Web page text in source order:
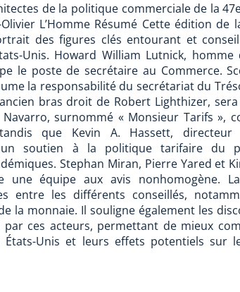
de la politique commerciale de la
L’Homme Résumé Cette édition de
des figures clés entourant et
Unis. Howard William Lutnick, homme
le poste de secrétaire au Commerce.
la responsabilité du secrétariat du
bras droit de Robert Lighthizer,
surnommé « Monsieur Tarifs »,
que Kevin A. Hassett, directeur
un soutien à la politique tarifaire du
Stephan Miran, Pierre Yared et
une équipe aux avis nonhomogène.
entre les différents conseillés,
la monnaie. Il souligne également les
ces acteurs, permettant de mieux
Unis et leurs effets potentiels sur